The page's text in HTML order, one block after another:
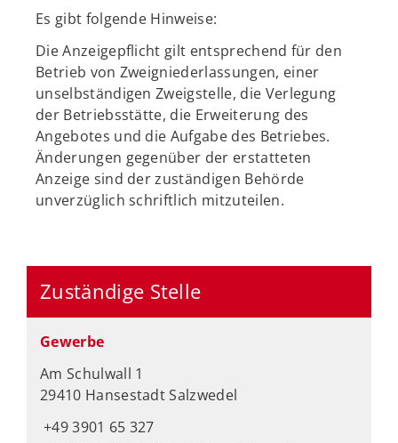
Es gibt folgende Hinweise:
Die Anzeigepflicht gilt entsprechend für den
Betrieb von Zweigniederlassungen, einer
unselbständigen Zweigstelle, die Verlegung
der Betriebsstätte, die Erweiterung des
Angebotes und die Aufgabe des Betriebes.
Änderungen gegenüber der erstatteten
Anzeige sind der zuständigen Behörde
unverzüglich schriftlich mitzuteilen.
Zuständige Stelle
Gewerbe
Am Schulwall 1
29410 Hansestadt Salzwedel
+49 3901 65 327